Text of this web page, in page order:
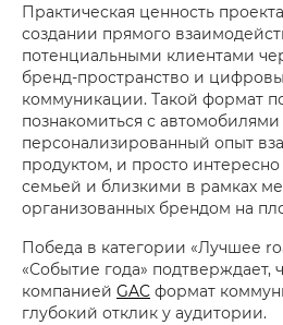
Практическая ценность
создании прямого
потенциальными клиентами
бренд-пространство и
коммуникации. Такой формат
познакомиться с
персонализированный опыт
продуктом, и просто
семьей и близкими в рамках
организованных брендом на
Победа в категории «Лучшее
«Событие года» подтверждает,
компанией GAC формат
глубокий отклик у аудитории.